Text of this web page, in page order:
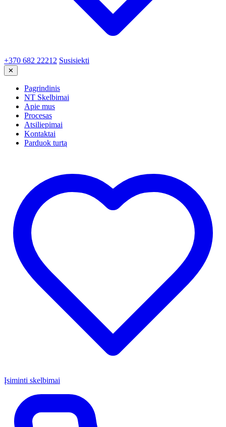
+370 682 22212 Susisiekti
✕
Pagrindinis
NT Skelbimai
Apie mus
Procesas
Atsiliepimai
Kontaktai
Parduok turtą
Įsiminti skelbimai